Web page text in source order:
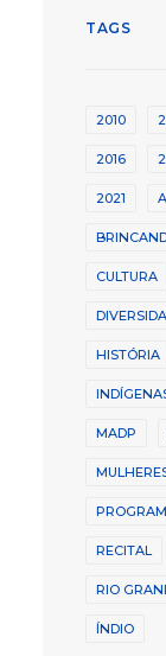
TAGS
2010
2016
2021
CULTURA
HISTÓRIA
MADP
RECITAL
RIO
ÍNDIO